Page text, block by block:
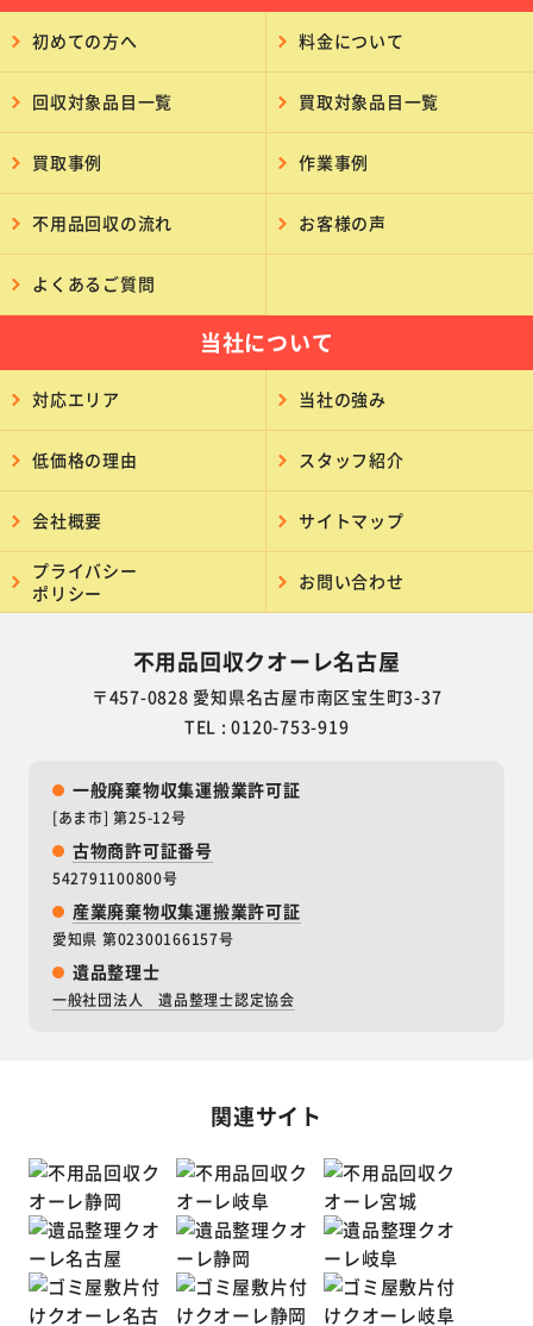
初めての方へ 料金について
回収対象品目一覧 買取対象品目一覧
買取事例 作業事例
不用品回収の流れ お客様の声
よくあるご質問
当社について
対応エリア 当社の強み
低価格の理由 スタッフ紹介
会社概要 サイトマップ
プライバシー
ポリシー
お問い合わせ
不用品回収クオーレ名古屋
〒457-0828 愛知県名古屋市南区宝生町3-37
TEL : 0120-753-919
一般廃棄物収集運搬業許可証
[あま市] 第25-12号
古物商許可証番号
542791100800号
産業廃棄物収集運搬業許可証
愛知県 第02300166157号
遺品整理士
一般社団法人 遺品整理士認定協会
関連サイト